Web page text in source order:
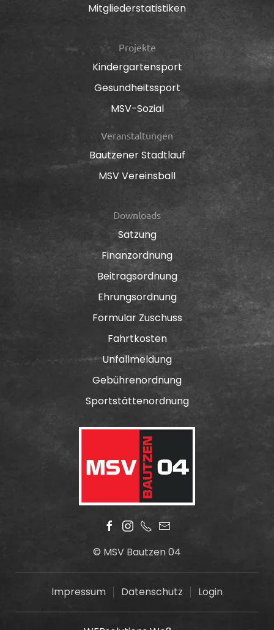
Mitgliederstatistiken
Projekte
Kindergartensport
Gesundheitssport
MSV-Sozial
Veranstaltungen
Bautzener Stadtlauf
MSV Vereinsball
Downloads
Satzung
Finanzordnung
Beitragsordnung
Ehrungsordnung
Formular Zuschuss
Fahrtkosten
Unfallmeldung
Gebührenordnung
Sportstättenordnung
© MSV Bautzen 04
Impressum Datenschutz Login